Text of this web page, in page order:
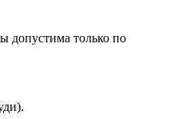
допустима только по